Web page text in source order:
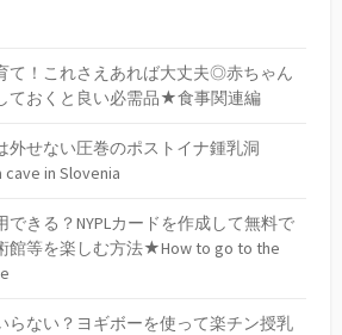
て！これさえあれば大丈夫◎赤ちゃん
ておくと良い必需品★食事関連編
外せない圧巻のポストイナ鍾乳洞
in Slovenia
できる？NYPLカードを作成して無料で
館等を楽しむ方法★How to go to the
らない？ヨギボーを使って楽チン授乳